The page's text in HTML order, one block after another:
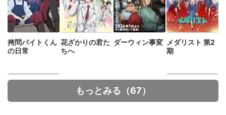
拷問バイトくん
の日常
花ざかりの君た
ちへ
ダーウィン事変 メダリスト 第2
期
もっとみる（67）